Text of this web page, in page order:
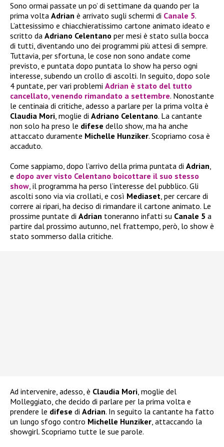
Sono ormai passate un po’ di settimane da quando per la
prima volta Adrian è arrivato sugli schermi di Canale 5.
L’attesissimo e chiacchieratissimo cartone animato ideato e
scritto da Adriano Celentano per mesi è stato sulla bocca
di tutti, diventando uno dei programmi più attesi di sempre.
Tuttavia, per sfortuna, le cose non sono andate come
previsto, e puntata dopo puntata lo show ha perso ogni
interesse, subendo un crollo di ascolti. In seguito, dopo sole
4 puntate, per vari problemi Adrian è stato del tutto
cancellato, venendo rimandato a settembre. Nonostante
le centinaia di critiche, adesso a parlare per la prima volta è
Claudia Mori, moglie di Adriano Celentano. La cantante
non solo ha preso le difese dello show, ma ha anche
attaccato duramente Michelle Hunziker. Scopriamo cosa è
accaduto.
Come sappiamo, dopo l’arrivo della prima puntata di Adrian,
e dopo aver visto Celentano boicottare il suo stesso
show, il programma ha perso l’interesse del pubblico. Gli
ascolti sono via via crollati, e così Mediaset, per cercare di
correre ai ripari, ha deciso di rimandare il cartone animato. Le
prossime puntate di Adrian toneranno infatti su Canale 5 a
partire dal prossimo autunno, nel frattempo, però, lo show è
stato sommerso dalla critiche.
Ad intervenire, adesso, è Claudia Mori, moglie del
Molleggiato, che decido di parlare per la prima volta e
prendere le difese di Adrian. In seguito la cantante ha fatto
un lungo sfogo contro Michelle Hunziker, attaccando la
showgirl. Scopriamo tutte le sue parole.